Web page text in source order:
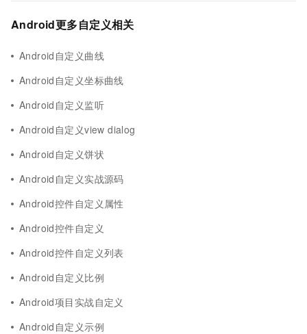
Android更多自定义相关
Android自定义曲线
Android自定义坐标曲线
Android自定义监听
Android自定义view dialog
Android自定义饼状
Android自定义实战源码
Android控件自定义属性
Android控件自定义
Android控件自定义列表
Android自定义比例
Android项目实战自定义
Android自定义示例